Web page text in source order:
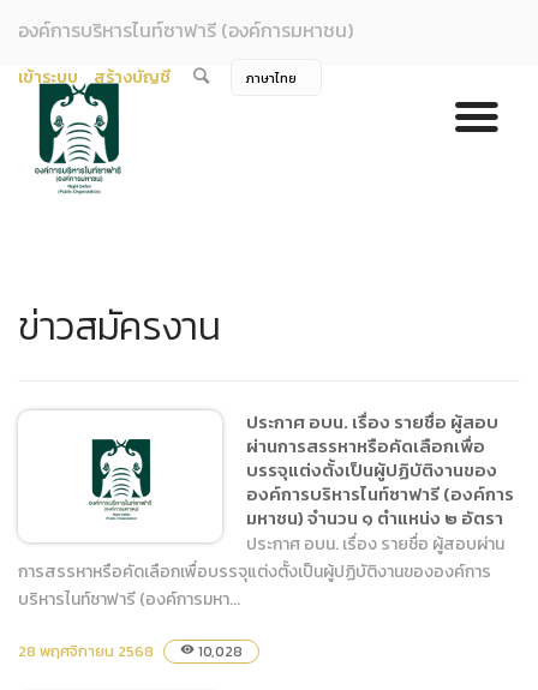
องค์การบริหารไนท์ซาฟารี (องค์การมหาชน)
เข้าระบบ สร้างบัญชี
ข่าวสมัครงาน
สอบผ่านการสรรหาหรือคัด
ประกาศ อบน. เรื่อง รายชื่อ ผู้สอบ
ผ่านการสรรหาหรือคัดเลือกเพื่อ
บรรจุแต่งตั้งเป็นผู้ปฏิบัติงานของ
องค์การบริหารไนท์ซาฟารี (องค์การ
มหาชน) จำนวน ๑ ตำแหน่ง ๒ อัตรา
ประกาศ อบน. เรื่อง รายชื่อ ผู้สอบผ่าน
การสรรหาหรือคัดเลือกเพื่อบรรจุแต่งตั้งเป็นผู้ปฏิบัติงานขององค์การ
บริหารไนท์ซาฟารี (องค์การมหา...
28 พฤศจิกายน 2568 visibility 10,028